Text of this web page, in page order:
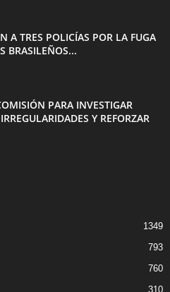
A TRES POLICÍAS POR LA FUGA
BRASILEÑOS...
PARA INVESTIGAR
Y REFORZAR
1349
793
760
310